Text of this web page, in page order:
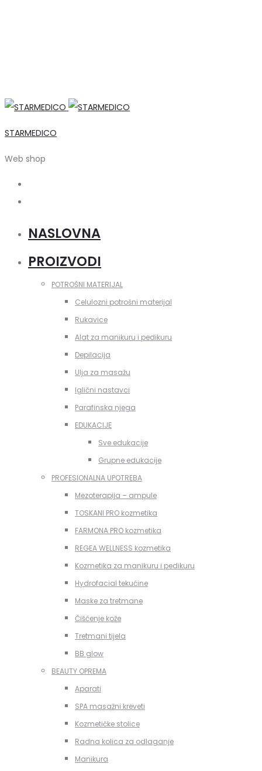
STARMEDICO
Web shop
NASLOVNA
PROIZVODI
POTROŠNI MATERIJAL
Celulozni potrošni materijal
Rukavice
Alat za manikuru i pedikuru
Depilacija
Ulja za masažu
Iglični nastavci
Parafinska njega
EDUKACIJE
Sve edukacije
Grupne edukacije
PROFESIONALNA UPOTREBA
Mezoterapija – ampule
TOSKANI PRO kozmetika
FARMONA PRO kozmetika
REGEA WELLNESS kozmetika
Kozmetika za manikuru i pedikuru
Hydrofacial tekućine
Maske za tretmane
Čišćenje kože
Tretmani tijela
BB glow
BEAUTY OPREMA
Aparati
SPA masažni kreveti
Kozmetičke stolice
Radna kolica za odlaganje
Manikura